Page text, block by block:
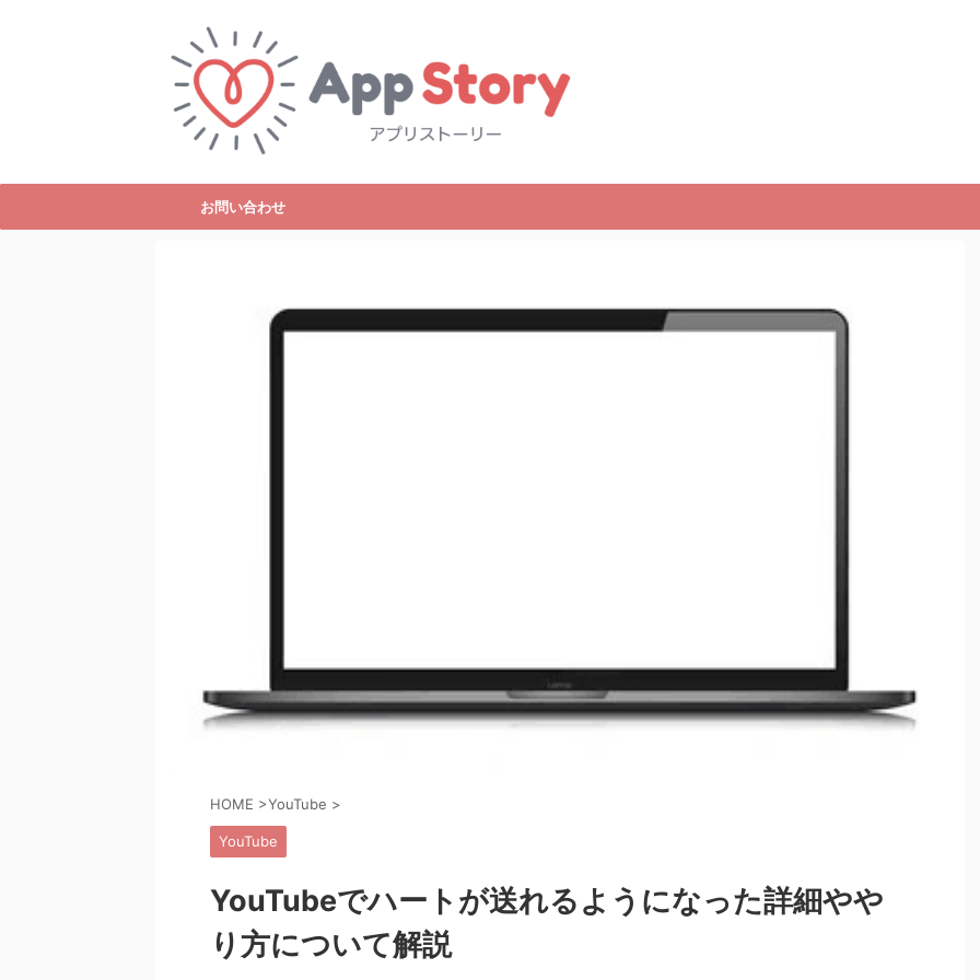
お問い合わせ
HOME >YouTube >
YouTube
YouTubeでハートが送れるようになった詳細やや
り方について解説